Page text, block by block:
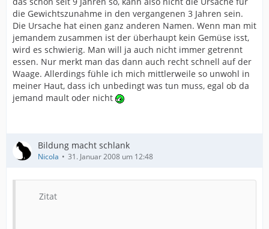
die Gewichtszunahme in den vergangenen 3 Jahren sein.
Die Ursache hat einen ganz anderen Namen. Wenn man mit
jemandem zusammen ist der überhaupt kein Gemüse isst,
wird es schwierig. Man will ja auch nicht immer getrennt
essen. Nur merkt man das dann auch recht schnell auf der
Waage. Allerdings fühle ich mich mittlerweile so unwohl in
meiner Haut, dass ich unbedingt was tun muss, egal ob da
jemand mault oder nicht
Bildung macht schlank
Nicola 31. Januar 2008 um 12:48
Zitat